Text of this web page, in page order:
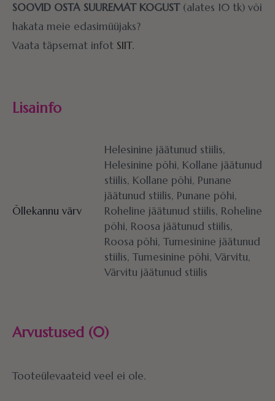
SOOVID OSTA SUUREMAT KOGUST(alates 10 tk) või
hakata meie edasimüüjaks?
Vaata täpsemat infot SIIT.
Lisainfo
Õllekannu värv
Helesinine jäätunud stiilis,
Helesinine põhi, Kollane jäätunud
stiilis, Kollane põhi, Punane
jäätunud stiilis, Punane põhi,
Roheline jäätunud stiilis, Roheline
põhi, Roosa jäätunud stiilis,
Roosa põhi, Tumesinine jäätunud
stiilis, Tumesinine põhi, Värvitu,
Värvitu jäätunud stiilis
Arvustused (0)
Tooteülevaateid veel ei ole.